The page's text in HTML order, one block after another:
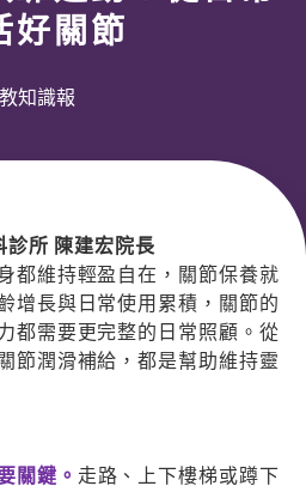
好關節
知識報
診所 陳建宏院長
都維持輕盈自在，關節保養就
增長與日常使用累積，關節的
都需要更完整的日常照顧。從
節潤滑補給，都是幫助維持靈
關鍵。 走路、上下樓梯或蹲下